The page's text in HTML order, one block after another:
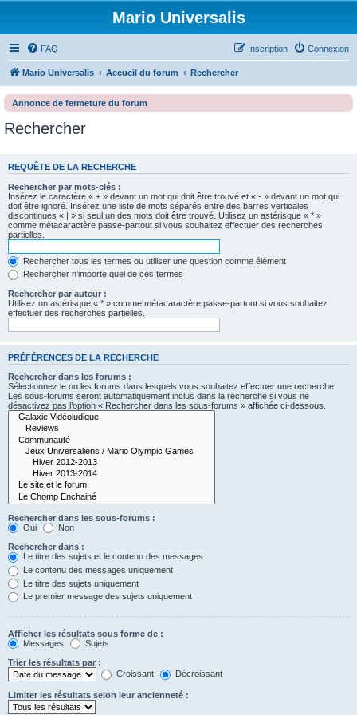
Mario Universalis
FAQ Connexion
Inscription
Mario Universalis Accueil du forum Rechercher
Annonce de fermeture du forum
Rechercher
REQUÊTE DE LA RECHERCHE
Rechercher par mots-clés :
Insérez le caractère « + » devant un mot qui doit être trouvé et « - » devant un mot qui
doit être ignoré. Insérez une liste de mots séparés entre des barres verticales
discontinues « | » si seul un des mots doit être trouvé. Utilisez un astérisque « * »
comme métacaractère passe-partout si vous souhaitez effectuer des recherches
partielles.
Rechercher tous les termes ou utiliser une question comme élément
Rechercher n’importe quel de ces termes
Rechercher par auteur :
Utilisez un astérisque « * » comme métacaractère passe-partout si vous souhaitez
effectuer des recherches partielles.
PRÉFÉRENCES DE LA RECHERCHE
Rechercher dans les forums :
Sélectionnez le ou les forums dans lesquels vous souhaitez effectuer une recherche.
Les sous-forums seront automatiquement inclus dans la recherche si vous ne
désactivez pas l’option « Rechercher dans les sous-forums » affichée ci-dessous.
Rechercher dans les sous-forums :
Oui
Non
Rechercher dans :
Le titre des sujets et le contenu des messages
Le contenu des messages uniquement
Le titre des sujets uniquement
Le premier message des sujets uniquement
Afficher les résultats sous forme de :
Messages
Sujets
Trier les résultats par :
Croissant
Décroissant
Limiter les résultats selon leur ancienneté :